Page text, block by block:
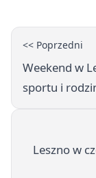
<< Poprzedni
Weekend w
sportu i
Leszno w